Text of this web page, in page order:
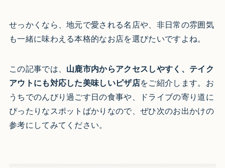
せっかくなら、地元で愛される名店や、非日常の雰囲気
も一緒に味わえる本格的なお店を選びたいですよね。
この記事では、 山鹿市内からアクセスしやすく、テイク
アウトにも対応した美味しいピザ店をご紹介します。お
うちでのんびり過ごす日の食事や、ドライブの寄り道に
ぴったりなスポットばかりなので、ぜひ次のお出かけの
参考にしてみてください。